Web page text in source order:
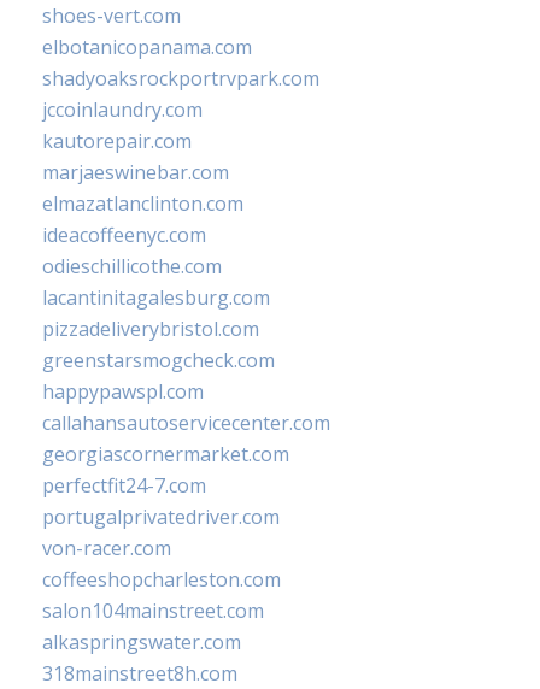
shoes-vert.com
elbotanicopanama.com
shadyoaksrockportrvpark.com
jccoinlaundry.com
kautorepair.com
marjaeswinebar.com
elmazatlanclinton.com
ideacoffeenyc.com
odieschillicothe.com
lacantinitagalesburg.com
pizzadeliverybristol.com
greenstarsmogcheck.com
happypawspl.com
callahansautoservicecenter.com
georgiascornermarket.com
perfectfit24-7.com
portugalprivatedriver.com
von-racer.com
coffeeshopcharleston.com
salon104mainstreet.com
alkaspringswater.com
318mainstreet8h.com